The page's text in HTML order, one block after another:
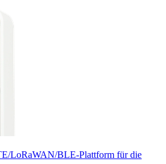
LoRaWAN/BLE-Plattform für die